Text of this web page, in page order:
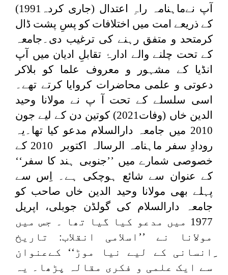
آپ نےماہنامہ راہِ اعتدال (جاری کردہ1991)
کے ذریعے امت میں اختلافات کو پسِ پشت ڈال
کرمتحد و متفق رہنے کی ترغیب دی۔جامعہ
کے تحت چلنے والے ادارۂ تقابلِ ادیان میں آپ
انڈیا کے مشہور و معروف علما کو بلاکر
دعوتی و علمی محاضرات کروایا کرتے تھے۔
اسی سلسلے کے تحت آ پ نے مولانا وحید
الدین خاں (وفات2021) کوتین دن کے لیے جون
2010 میں جامعہ دارالسلام مدعو کیا تھا۔یہ
رودادِ سفر ماہنامہ الرسالہ اکتوبر 2010 کے
خصوصی شمارے میں ’’جنوبی ہند کا سفر‘‘
کے عنوان سے شائع ہوچکی ہے۔ اِس سے
پہلے بھی مولانا وحید الدین خاں صاحب کو
جامعہ دارالسلام کی گولڈن جوبلی، اپریل
1977 میں مدعو کیا گیا تھا ۔ جس میں
مولانا نے ’’اسلامی انقلاب: تاریخ
ِانسانی کے لیے نیا موڑ‘‘ کےعنوان
سے ایک علمی و فکری مقالہ پڑھا۔ یہ